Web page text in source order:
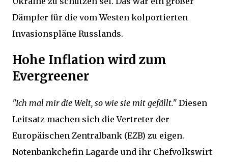
Dämpfer für die vom Westen kolportierten
Invasionspläne Russlands.
Hohe Inflation wird zum
Evergreener
"Ich mal mir die Welt, so wie sie mit gefällt." Diesen
Leitsatz machen sich die Vertreter der
Europäischen Zentralbank (EZB) zu eigen.
Notenbankchefin Lagarde und ihr Chefvolkswirt